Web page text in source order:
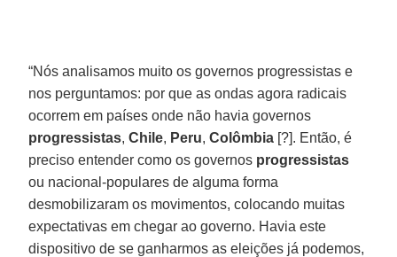
“Nós analisamos muito os governos progressistas e
nos perguntamos: por que as ondas agora radicais
ocorrem em países onde não havia governos
progressistas,Chile, Peru,Colômbia [?]. Então, é
preciso entender como os governos progressistas
ou nacional-populares de alguma forma
desmobilizaram os movimentos, colocando muitas
expectativas em chegar ao governo. Havia este
dispositivo de se ganharmos as eleições já podemos,